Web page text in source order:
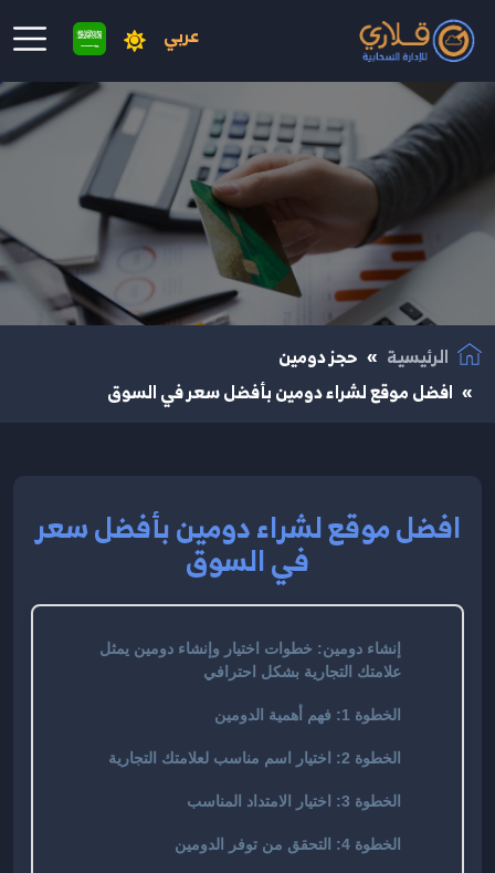
عربي
انتقال إلى المحتوى الرئيسي
الرئيسية
حجز دومين
افضل موقع لشراء دومين بأفضل سعر في السوق
افضل موقع لشراء دومين بأفضل سعر
في السوق
إنشاء دومين: خطوات اختيار وإنشاء دومين يمثل
علامتك التجارية بشكل احترافي
الخطوة 1: فهم أهمية الدومين
الخطوة 2: اختيار اسم مناسب لعلامتك التجارية
الخطوة 3: اختيار الامتداد المناسب
الخطوة 4: التحقق من توفر الدومين